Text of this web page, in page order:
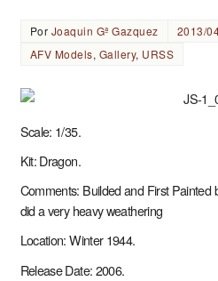
Por Joaquin Gª Gazquez
2013/
AFV Models, Gallery, URSS
Scale: 1/35.
Kit: Dragon.
Comments: Builded and First Painted
did a very heavy weathering
Location: Winter 1944.
Release Date: 2006.